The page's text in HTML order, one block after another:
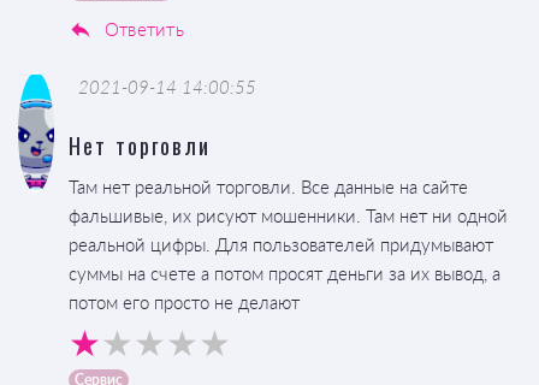
Ответить
2021-09-14 14:00:55
Нет торговли
Там нет реальной торговли. Все данные на сайте
фальшивые, их рисуют мошенники. Там нет ни одной
реальной цифры. Для пользователей придумывают
суммы на счете а потом просят деньги за их вывод, а
потом его просто не делают
Сервис